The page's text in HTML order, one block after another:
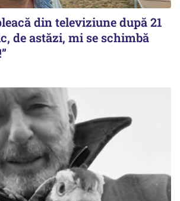
din televiziune după 21
de astăzi, mi se schimbă